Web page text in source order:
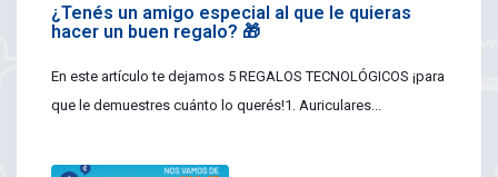
¿Tenés un amigo especial al que le quieras
hacer un buen regalo? 🎁
En este artículo te dejamos 5 REGALOS TECNOLÓGICOS ¡para
que le demuestres cuánto lo querés!1. Auriculares...